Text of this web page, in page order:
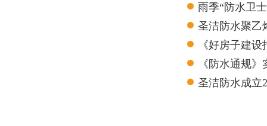
雨季“防水卫
圣洁防水聚乙
测报告
《好房子建
《防水通规
圣洁防水成立